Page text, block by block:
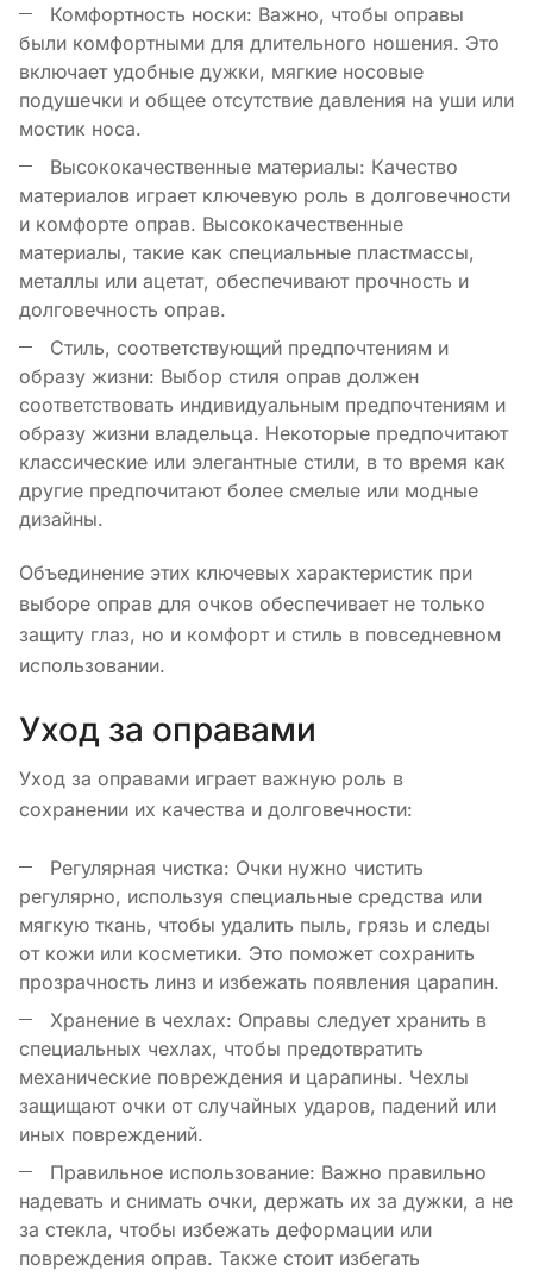
Комфортность носки: Важно, чтобы оправы
были комфортными для длительного ношения. Это
включает удобные дужки, мягкие носовые
подушечки и общее отсутствие давления на уши или
мостик носа.
Высококачественные материалы: Качество
материалов играет ключевую роль в долговечности
и комфорте оправ. Высококачественные
материалы, такие как специальные пластмассы,
металлы или ацетат, обеспечивают прочность и
долговечность оправ.
Стиль, соответствующий предпочтениям и
образу жизни: Выбор стиля оправ должен
соответствовать индивидуальным предпочтениям и
образу жизни владельца. Некоторые предпочитают
классические или элегантные стили, в то время как
другие предпочитают более смелые или модные
дизайны.
Объединение этих ключевых характеристик при
выборе оправ для очков обеспечивает не только
защиту глаз, но и комфорт и стиль в повседневном
использовании.
Уход за оправами
Уход за оправами играет важную роль в
сохранении их качества и долговечности:
Регулярная чистка: Очки нужно чистить
регулярно, используя специальные средства или
мягкую ткань, чтобы удалить пыль, грязь и следы
от кожи или косметики. Это поможет сохранить
прозрачность линз и избежать появления царапин.
Хранение в чехлах: Оправы следует хранить в
специальных чехлах, чтобы предотвратить
механические повреждения и царапины. Чехлы
защищают очки от случайных ударов, падений или
иных повреждений.
Правильное использование: Важно правильно
надевать и снимать очки, держать их за дужки, а не
за стекла, чтобы избежать деформации или
повреждения оправ. Также стоит избегать